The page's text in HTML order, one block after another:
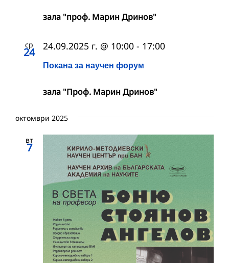
зала "проф. Марин Дринов"
ср
24
Покана за научен форум
24.09.2025 г. @ 10:00 - 17:00
зала "Проф. Марин Дринов"
октомври 2025
вт
7